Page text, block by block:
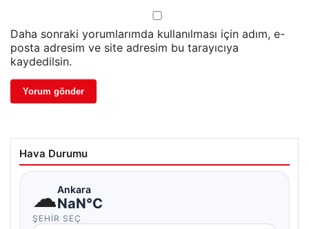
Daha sonraki yorumlarımda kullanılması için adım, e-
posta adresim ve site adresim bu tarayıcıya
kaydedilsin.
Hava Durumu
☁Ankara
NaN°C
ŞEHIR SEÇ